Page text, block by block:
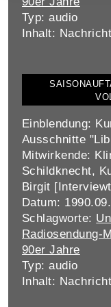
Typ: audio
Inhalt:
Einblendung:
Ausschnitte
Mitwirkende:
Schildknecht,
Birgit
Datum:
Schlagworte:
Radiosendung-
90er Jahre
Typ: audio
Inhalt: